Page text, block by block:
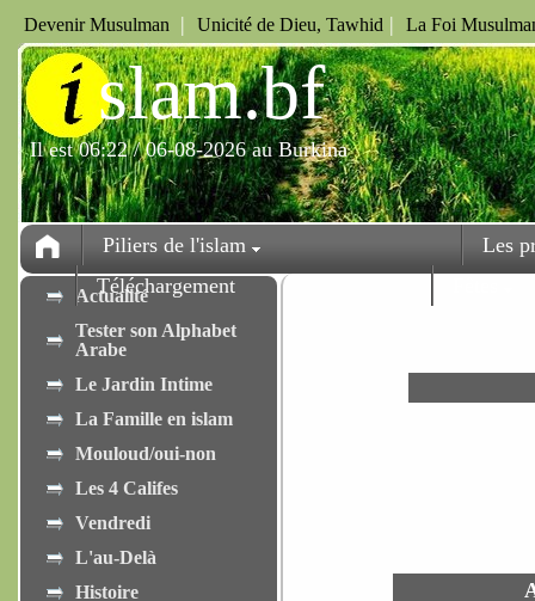
Devenir Musulman | Unicité de Dieu, Tawhid | La Foi
islam.bf
Il est 06:22 / 06-08-2026 au Burkina
Piliers de l'islam
Les
Téléchargement
Actualité
Tester son Alphabet
Arabe
Le Jardin Intime
La Famille en islam
Mouloud/oui-non
Les 4 Califes
Vendredi
L'au-Delà
Histoire